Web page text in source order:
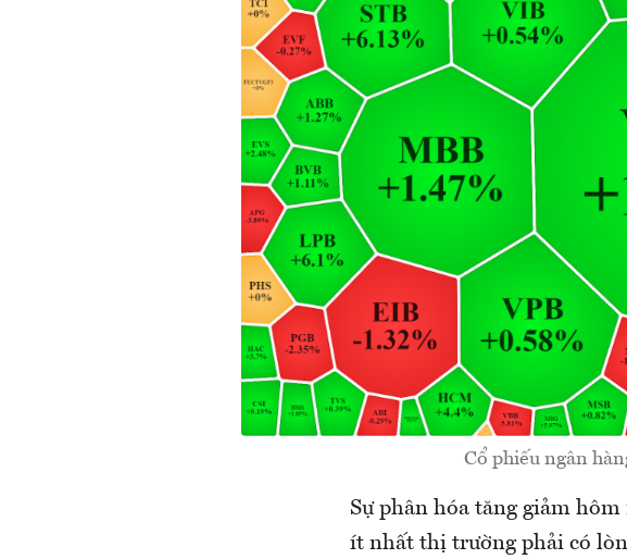
Cổ phiếu ngân
Sự phân hóa tăng giảm
ít nhất thị trường phải có